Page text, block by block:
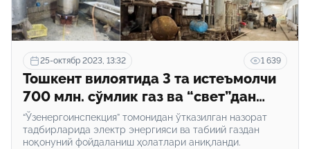
25-октябр 2023, 13:32 1 639
Тошкент вилоятида 3 та истеъмолчи
700 млн. сўмлик газ ва “свет”дан
ноқонуний фойдалангани аниқланди
“Ўзенергоинспекция” томонидан ўтказилган назорат
тадбирларида электр энергияси ва табиий газдан
ноқонуний фойдаланиш ҳолатлари аниқланди.